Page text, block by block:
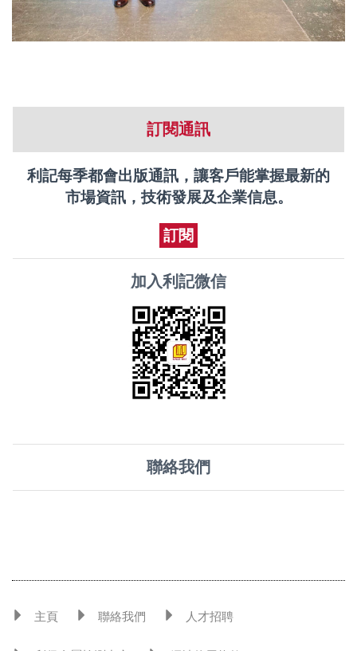
訂閱通訊
利記每季都會出版通訊，讓客戶能掌握最新的
市場資訊，技術發展及企業信息。
訂閱
加入利記微信
聯絡我們
主頁 聯絡我們 人才招聘